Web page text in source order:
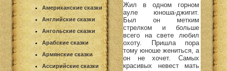
Американские сказки
Английские сказки
Ангольские сказки
Арабские сказки
Армянские сказки
Ассирийские сказки
Жил в одном горном
ауле юноша-джигит.
Был он метким
стрелком и больше
всего на свете любил
охоту. Пришла пора
тому юноше жениться, а
он не хочет. Самых
красивых невест мать